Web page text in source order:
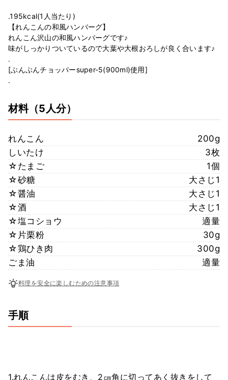
.195kcal(1人当たり)
【れんこんの和風ハンバーグ】
れんこん沢山の和風ハンバーグです♪
味がしっかりついているので大葉や大根おろしが良く合います♪
.
[ぶんぶんチョッパーsuper-5(900ml)使用]
.
材料（5人分）
れんこん
200g
しいたけ
3枚
☆たまご
1個
☆砂糖
大さじ1
☆醤油
大さじ1
☆酒
大さじ1
☆塩コショウ
適量
☆片栗粉
30g
☆鶏ひき肉
300g
ごま油
適量
料理を安全に楽しむための注意事項
手順
1.れんこんは皮をむき、2㎝角に切ってあく抜きをして